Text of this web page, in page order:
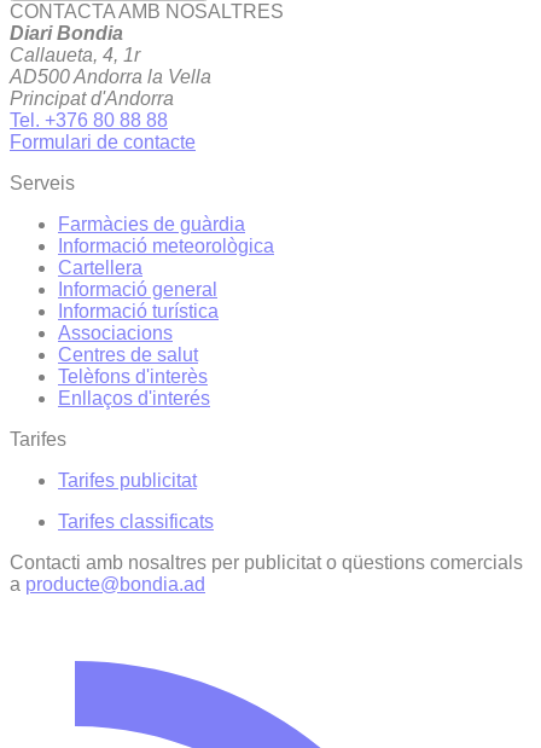
CONTACTA AMB NOSALTRES
Diari Bondia
Callaueta, 4, 1r
AD500 Andorra la Vella
Principat d'Andorra
Tel. +376 80 88 88
Formulari de contacte
Serveis
Farmàcies de guàrdia
Informació meteorològica
Cartellera
Informació general
Informació turística
Associacions
Centres de salut
Telèfons d'interès
Enllaços d'interés
Tarifes
Tarifes publicitat
Tarifes classificats
Contacti amb nosaltres per publicitat o qüestions comercials
a producte@bondia.ad